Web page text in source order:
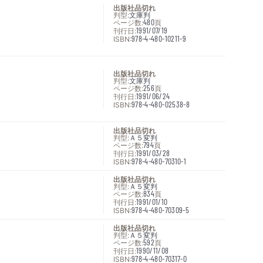
出版社品切れ
判型:文庫判
ページ数:480頁
刊行日:1991/07/19
ISBN:978-4-480-10211-9
出版社品切れ
判型:文庫判
ページ数:256頁
刊行日:1991/06/24
ISBN:978-4-480-02538-8
出版社品切れ
判型: Ａ５変判
ページ数:794頁
刊行日:1991/03/28
ISBN:978-4-480-70310-1
出版社品切れ
判型: Ａ５変判
ページ数:834頁
刊行日:1991/01/10
ISBN:978-4-480-70309-5
出版社品切れ
判型: Ａ５変判
ページ数:592頁
刊行日:1990/11/08
ISBN:978-4-480-70317-0